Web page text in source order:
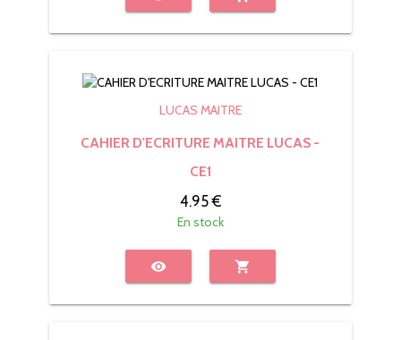
LUCAS MAITRE
CAHIER D'ECRITURE MAITRE LUCAS -
CE1
4.95 €
En stock
visibility shopping_cart